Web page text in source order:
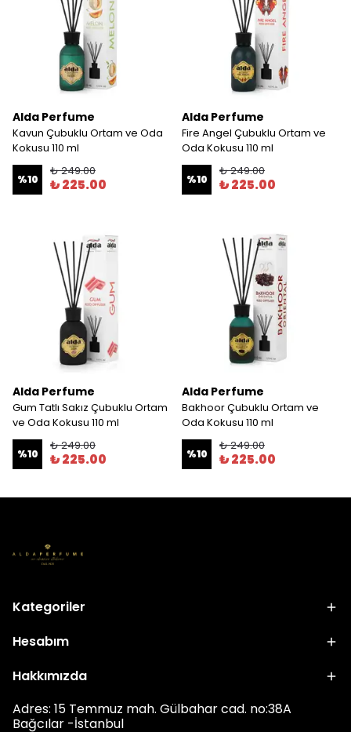
Alda Perfume
Kavun Çubuklu Ortam ve Oda
Kokusu 110 ml
%10
₺ 249.00
₺ 225.00
Alda Perfume
Fire Angel Çubuklu Ortam ve
Oda Kokusu 110 ml
%10
₺ 249.00
₺ 225.00
Alda Perfume
Gum Tatlı Sakız Çubuklu Ortam
ve Oda Kokusu 110 ml
%10
₺ 249.00
₺ 225.00
Alda Perfume
Bakhoor Çubuklu Ortam ve
Oda Kokusu 110 ml
%10
₺ 249.00
₺ 225.00
Kategoriler
Hesabım
Hakkımızda
Adres: 15 Temmuz mah. Gülbahar cad. no:38A
Bağcılar -İstanbul